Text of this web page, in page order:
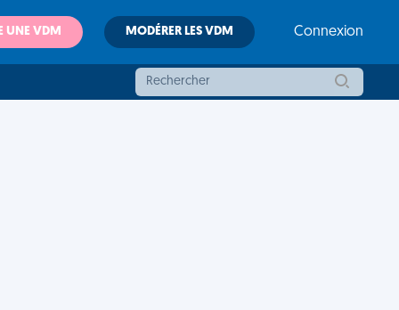
UNE VDM MODÉRER LES VDM Connexion